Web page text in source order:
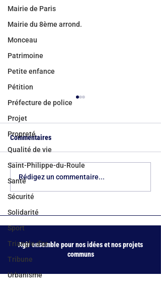
Mairie de Paris
Mairie du 8ème arrond.
Monceau
Patrimoine
Petite enfance
Pétition
Préfecture de police
Projet
Propreté
Qualité de vie
Saint-Philippe-du-Roule
Santé
Sécurité
Solidarité
Sport
Triangle d'or
Tribune
Urbanisme
Rythmes scolaires à Paris :
le verdict des familles face
aux esquives de l’Hôtel de
Ville
Commentaires
Rédigez un commentaire...
Agir ensemble pour nos idées et nos projets
communs